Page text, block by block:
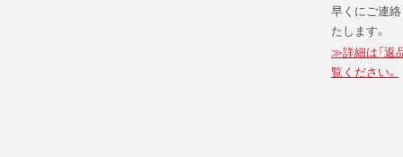
早くにご連
たします。
≫詳細は「返
覧ください。